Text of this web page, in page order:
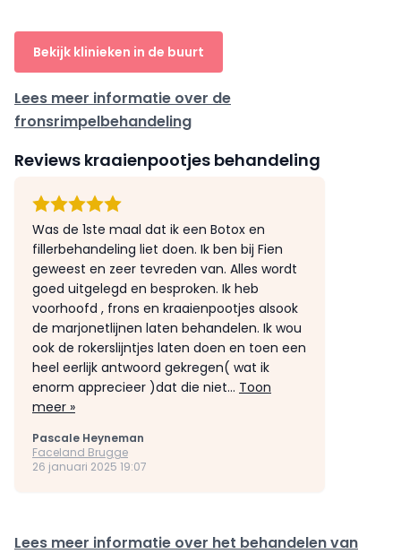
Bekijk klinieken in de buurt
Lees meer informatie over de
fronsrimpelbehandeling
Reviews kraaienpootjes behandeling
Was de 1ste maal dat ik een Botox en
fillerbehandeling liet doen. Ik ben bij Fien
geweest en zeer tevreden van. Alles wordt
goed uitgelegd en besproken. Ik heb
voorhoofd , frons en kraaienpootjes alsook
de marjonetlijnen laten behandelen. Ik wou
ook de rokerslijntjes laten doen en toen een
heel eerlijk antwoord gekregen( wat ik
enorm apprecieer )dat die niet... Toon
meer »
Pascale Heyneman
Faceland Brugge
26 januari 2025 19:07
Lees meer informatie over het behandelen van